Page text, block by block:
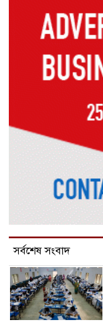
সর্বশেষ সংবাদ